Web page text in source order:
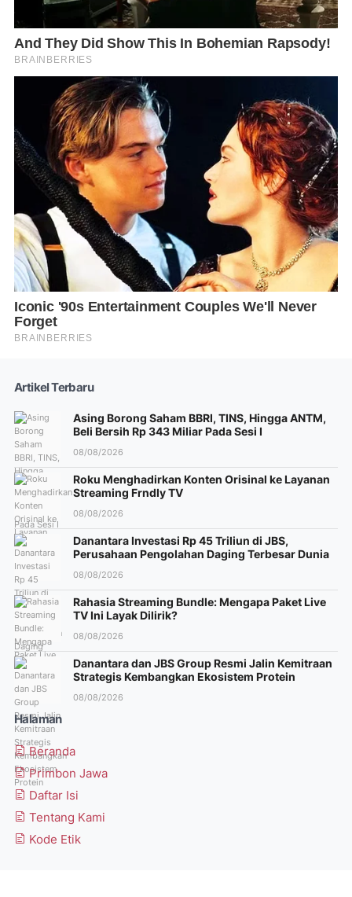
Artikel Terbaru
Asing Borong Saham BBRI, TINS, Hingga ANTM,
Beli Bersih Rp 343 Miliar Pada Sesi I
08/08/2026
Roku Menghadirkan Konten Orisinal ke Layanan
Streaming Frndly TV
08/08/2026
Danantara Investasi Rp 45 Triliun di JBS,
Perusahaan Pengolahan Daging Terbesar Dunia
08/08/2026
Rahasia Streaming Bundle: Mengapa Paket Live
TV Ini Layak Dilirik?
08/08/2026
Danantara dan JBS Group Resmi Jalin Kemitraan
Strategis Kembangkan Ekosistem Protein
08/08/2026
Halaman
Beranda
Primbon Jawa
Daftar Isi
Tentang Kami
Kode Etik